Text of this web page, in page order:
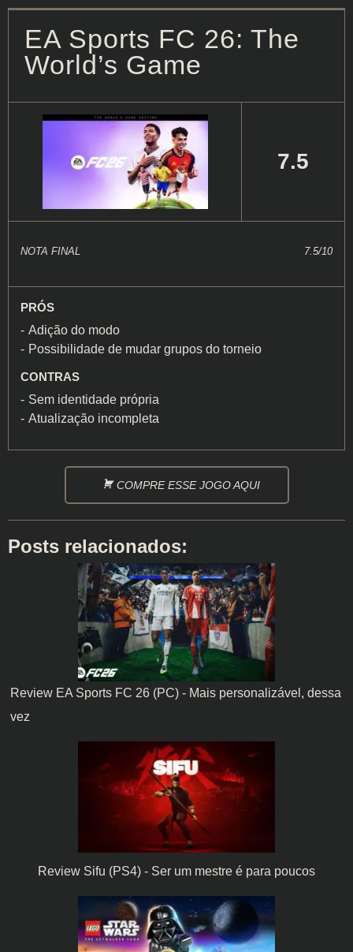
EA Sports FC 26: The
World’s Game
7.5
NOTA FINAL 7.5/10
PRÓS
Adição do modo
Possibilidade de mudar grupos do torneio
CONTRAS
Sem identidade própria
Atualização incompleta
COMPRE ESSE JOGO AQUI
Posts relacionados:
Review EA Sports FC 26 (PC) - Mais personalizável, dessa
vez
Review Sifu (PS4) - Ser um mestre é para poucos